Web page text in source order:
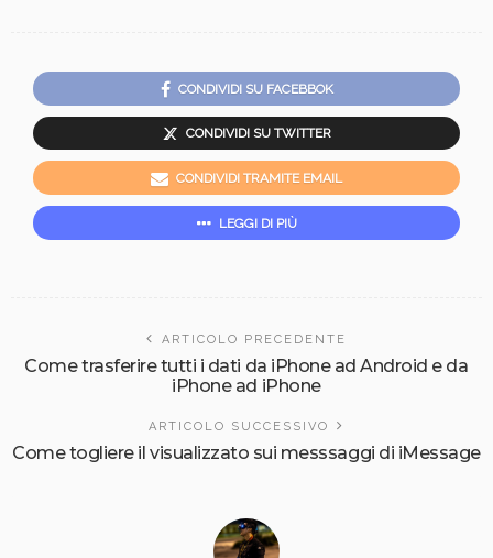
CONDIVIDI SU FACEBBOK
CONDIVIDI SU TWITTER
CONDIVIDI TRAMITE EMAIL
LEGGI DI PIÙ
ARTICOLO PRECEDENTE
Come trasferire tutti i dati da iPhone ad Android e da
iPhone ad iPhone
ARTICOLO SUCCESSIVO
Come togliere il visualizzato sui messsaggi di iMessage